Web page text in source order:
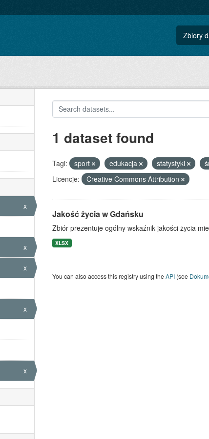
Zbiory
x
x
x
x
x
1 dataset found
Tagi: sport edukacja statystyki
Licencje:
Creative Commons Attribution
Jakość życia w Gdańsku
Zbiór prezentuje ogólny wskaźnik jakości życia
XLSX
You can also access this registry using theAPI(see